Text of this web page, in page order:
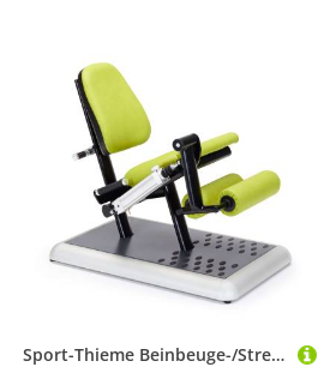
Sport-Thieme Beinbeuge-/Streck-Maschine "Hydraulisch"